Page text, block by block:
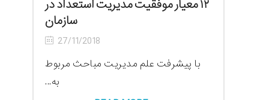
۱۲ معیار موفقیت مدیریت استعداد در
سازمان
27/11/2018
با پیشرفت علم مدیریت مباحث مربوط
به...